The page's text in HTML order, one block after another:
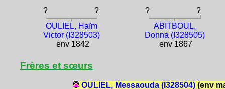
? ? ?
?
OULIEL, Haïm
Victor (I328503)
env 1842
ABITBOUL,
Donna (I328505)
env 1867
Frères et sœurs
OULIEL, Messaouda (I328504)(env